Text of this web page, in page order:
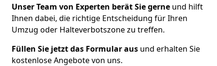
Unser Team von Experten berät Sie gerne und hilft
Ihnen dabei, die richtige Entscheidung für Ihren
Umzug oder Halteverbotszone zu treffen.
Füllen Sie jetzt das Formular aus und erhalten Sie
kostenlose Angebote von uns.